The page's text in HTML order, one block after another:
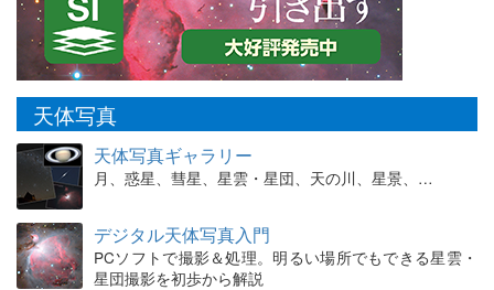
天体写真
天体写真ギャラリー
月、惑星、彗星、星雲・星団、天の川、星景、…
デジタル天体写真入門
PCソフトで撮影＆処理。明るい場所でもできる星雲・
星団撮影を初歩から解説